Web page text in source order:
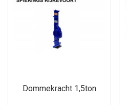
Dommekracht 1,5ton